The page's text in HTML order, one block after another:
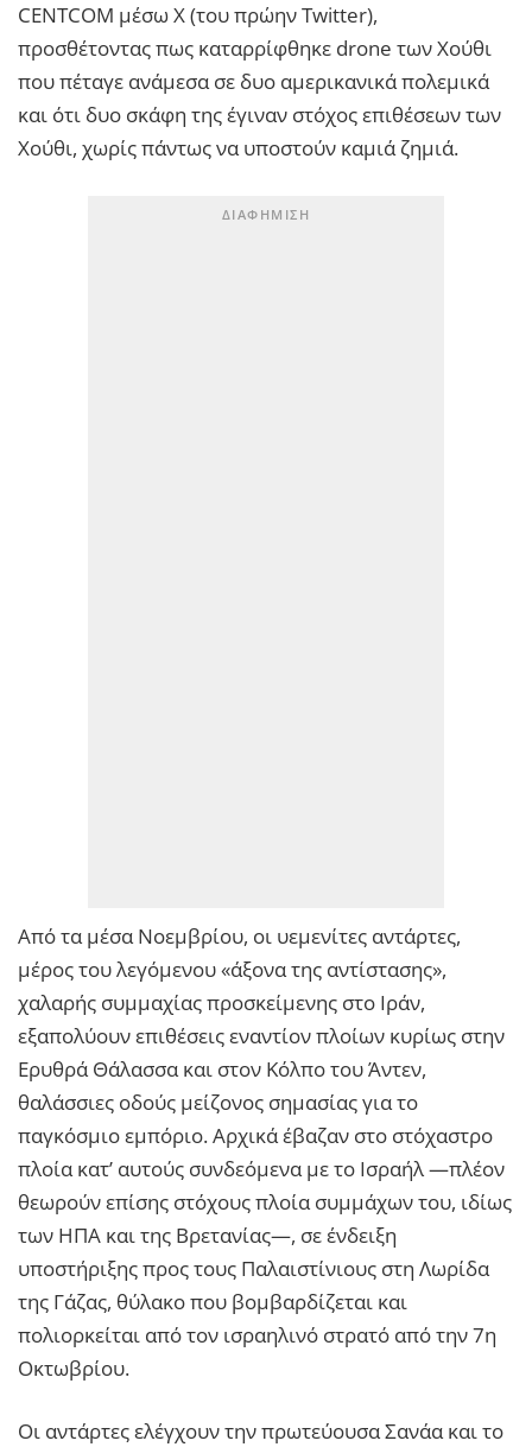
CENTCOM μέσω X (του πρώην Twitter),
προσθέτοντας πως καταρρίφθηκε drone των Χούθι
που πέταγε ανάμεσα σε δυο αμερικανικά πολεμικά
και ότι δυο σκάφη της έγιναν στόχος επιθέσεων των
Χούθι, χωρίς πάντως να υποστούν καμιά ζημιά.
Από τα μέσα Νοεμβρίου, οι υεμενίτες αντάρτες,
μέρος του λεγόμενου «άξονα της αντίστασης»,
χαλαρής συμμαχίας προσκείμενης στο Ιράν,
εξαπολύουν επιθέσεις εναντίον πλοίων κυρίως στην
Ερυθρά Θάλασσα και στον Κόλπο του Άντεν,
θαλάσσιες οδούς μείζονος σημασίας για το
παγκόσμιο εμπόριο. Αρχικά έβαζαν στο στόχαστρο
πλοία κατ’ αυτούς συνδεόμενα με το Ισραήλ —πλέον
θεωρούν επίσης στόχους πλοία συμμάχων του, ιδίως
των ΗΠΑ και της Βρετανίας—, σε ένδειξη
υποστήριξης προς τους Παλαιστίνιους στη Λωρίδα
της Γάζας, θύλακο που βομβαρδίζεται και
πολιορκείται από τον ισραηλινό στρατό από την 7η
Οκτωβρίου.
Οι αντάρτες ελέγχουν την πρωτεύουσα Σανάα και το